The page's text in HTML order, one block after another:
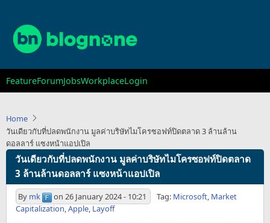
main
content
Main
navigation
FeatureForumJobsWorkplaceLogin
Home
วันเดียวกับที่ปลดพนักงาน มูลค่าบริษัทไมโครซอฟท์ปิดตลาด 3 ล้านล้าน
ดอลลาร์ แซงหน้าแอปเปิล
วันเดียวกับที่ปลดพนักงาน มูลค่าบริษัทไมโครซอฟท์ปิดตลาด
3 ล้านล้านดอลลาร์ แซงหน้าแอปเปิล
By mk on 26 January 2024 - 10:21 Tag: Microsoft, Market
Capitalization,Apple, Layoff